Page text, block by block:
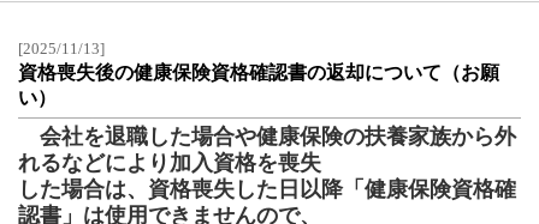
[2025/11/13]
資格喪失後の健康保険資格確認書の返却について（お願
い）
会社を退職した場合や健康保険の扶養家族から外
れるなどにより加入資格を喪失
した場合は、資格喪失した日以降「健康保険資格確
認書」は使用でき ませんので、